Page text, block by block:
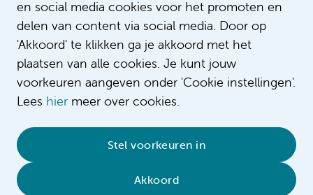
en social media cookies voor het promoten en
delen van content via social media. Door op
'Akkoord' te klikken ga je akkoord met het
plaatsen van alle cookies. Je kunt jouw
voorkeuren aangeven onder 'Cookie instellingen'.
Lees hier meer over cookies.
Stel voorkeuren in
Akkoord
Cookieverklaring • Sitemap